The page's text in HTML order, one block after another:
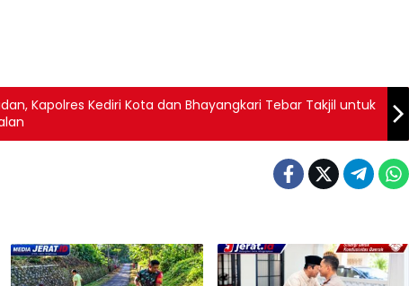
Kapolres Kediri Kota dan Bhayangkari Tebar Takjil untuk